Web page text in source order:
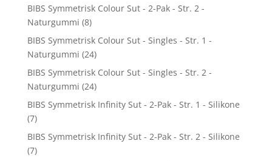
BIBS Symmetrisk Colour Sut - 2-Pak - Str. 2 -
Naturgummi (8)
BIBS Symmetrisk Colour Sut - Singles - Str. 1 -
Naturgummi (24)
BIBS Symmetrisk Colour Sut - Singles - Str. 2 -
Naturgummi (24)
BIBS Symmetrisk Infinity Sut - 2-Pak - Str. 1 - Silikone
(7)
BIBS Symmetrisk Infinity Sut - 2-Pak - Str. 2 - Silikone
(7)